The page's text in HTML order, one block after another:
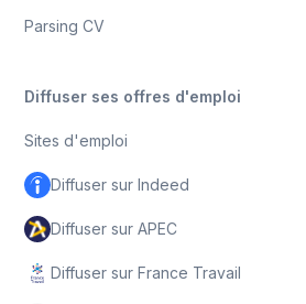
Parsing CV
Diffuser ses offres d'emploi
Sites d'emploi
Diffuser sur Indeed
Diffuser sur APEC
Diffuser sur France Travail